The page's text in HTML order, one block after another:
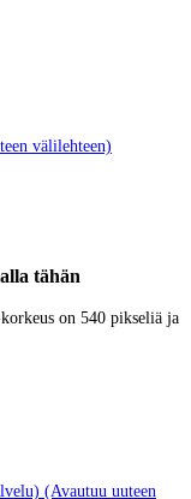
välilehteen)
tähän
on 540 pikseliä ja
(Avautuu uuteen